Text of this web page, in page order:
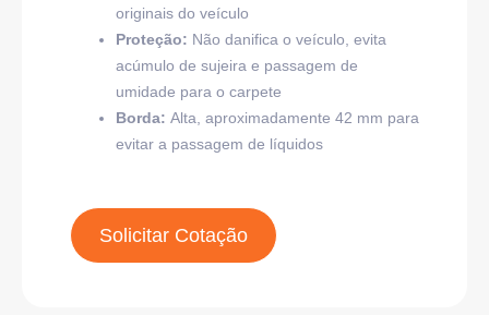
originais do veículo
Proteção: Não danifica o veículo, evita
acúmulo de sujeira e passagem de
umidade para o carpete
Borda: Alta, aproximadamente 42 mm para
evitar a passagem de líquidos
Solicitar Cotação